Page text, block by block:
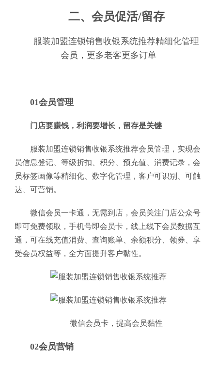
二、会员促活/留存
服装加盟连锁销售收银系统推荐精细化管理
会员，更多老客更多订单
01会员管理
门店要赚钱，利润要增长，留存是关键
服装加盟连锁销售收银系统推荐会员管理，实现会
员信息登记、等级折扣、积分、预充值、消费记录，会
员标签画像等精细化、数字化管理，客户可识别、可触
达、可营销。
微信会员一卡通，无需到店，会员关注门店公众号
即可免费领取，手机号即会员卡，线上线下会员数据互
通，可在线充值消费、查询账单、余额积分、领券、享
受会员权益等，全方面提升客户黏性。
微信会员卡，提高会员黏性
02会员营销